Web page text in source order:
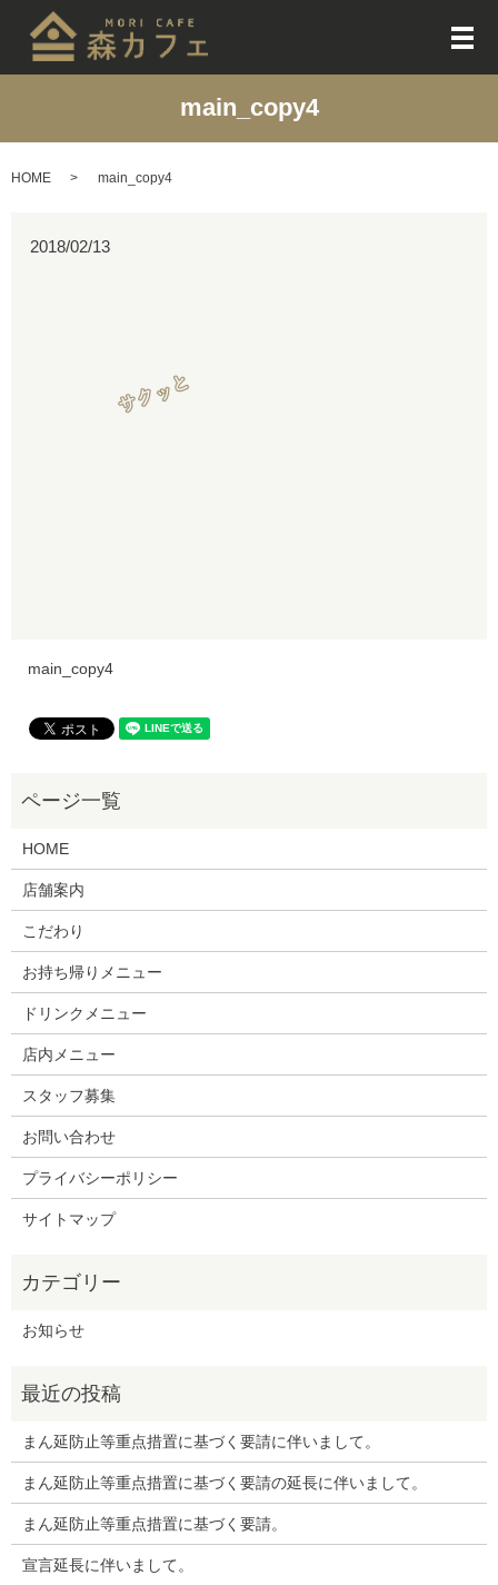
メ
main_copy4
HOME main_copy4
2018/02/13
main_copy4
HOME
店舗案内
こだわり
お持ち帰りメニュー
ドリンクメニュー
店内メニュー
スタッフ募集
お問い合わせ
プライバシーポリシー
サイトマップ
お知らせ
まん延防止等重点措置に基づく要請に伴いまして。
まん延防止等重点措置に基づく要請の延長に伴いまして。
まん延防止等重点措置に基づく要請。
宣言延長に伴いまして。